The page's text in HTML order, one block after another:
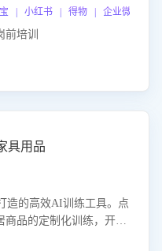
| 小红书 | 得物 | 企业微信
培训
具用品
造的高效AI训练工具。点
商品的定制化训练，开启